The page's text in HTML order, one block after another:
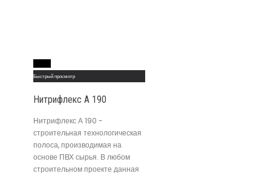
Быстрый просмотр
Нитрифлекс А 190
Нитрифлекс А 190 -
строительная технологическая
полоса, производимая на
основе ПВХ сырья. В любом
строительном проекте данная